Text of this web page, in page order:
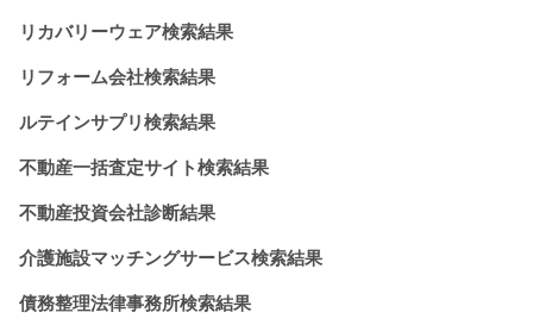
リカバリーウェア検索結果
リフォーム会社検索結果
ルテインサプリ検索結果
不動産一括査定サイト検索結果
不動産投資会社診断結果
介護施設マッチングサービス検索結果
債務整理法律事務所検索結果